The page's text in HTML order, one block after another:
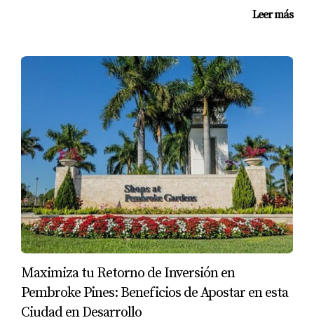
Leer más
Maximiza tu Retorno de Inversión en
Pembroke Pines: Beneficios de Apostar en esta
Ciudad en Desarrollo